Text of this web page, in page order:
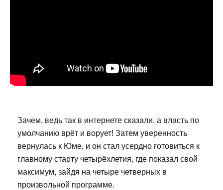
Зачем, ведь так в интернете сказали, а власть по
умолчанию врёт и ворует! Затем уверенность
вернулась к Юме, и он стал усердно готовиться к
главному старту четырёхлетия, где показал свой
максимум, зайдя на четыре четверных в
произвольной программе.